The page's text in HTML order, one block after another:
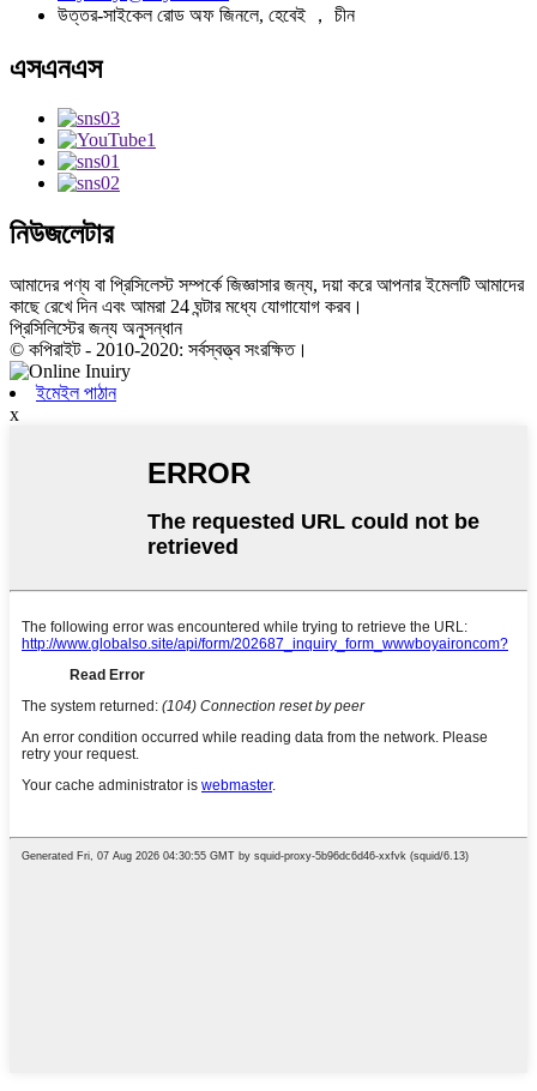
উত্তর-সাইকেল রোড অফ জিনলে, হেবেই ， চীন
এসএনএস
নিউজলেটার
আমাদের পণ্য বা প্রিসিলেস্ট সম্পর্কে জিজ্ঞাসার জন্য, দয়া করে আপনার ইমেলটি আমাদের
কাছে রেখে দিন এবং আমরা 24 ঘন্টার মধ্যে যোগাযোগ করব।
প্রিসিলিস্টের জন্য অনুসন্ধান
© কপিরাইট - 2010-2020: সর্বস্বত্ত্ব সংরক্ষিত।
ইমেইল পাঠান
x